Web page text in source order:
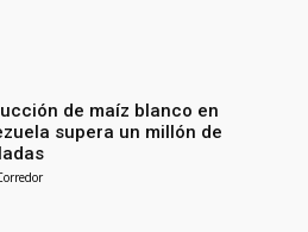
de maíz blanco en
supera un millón de